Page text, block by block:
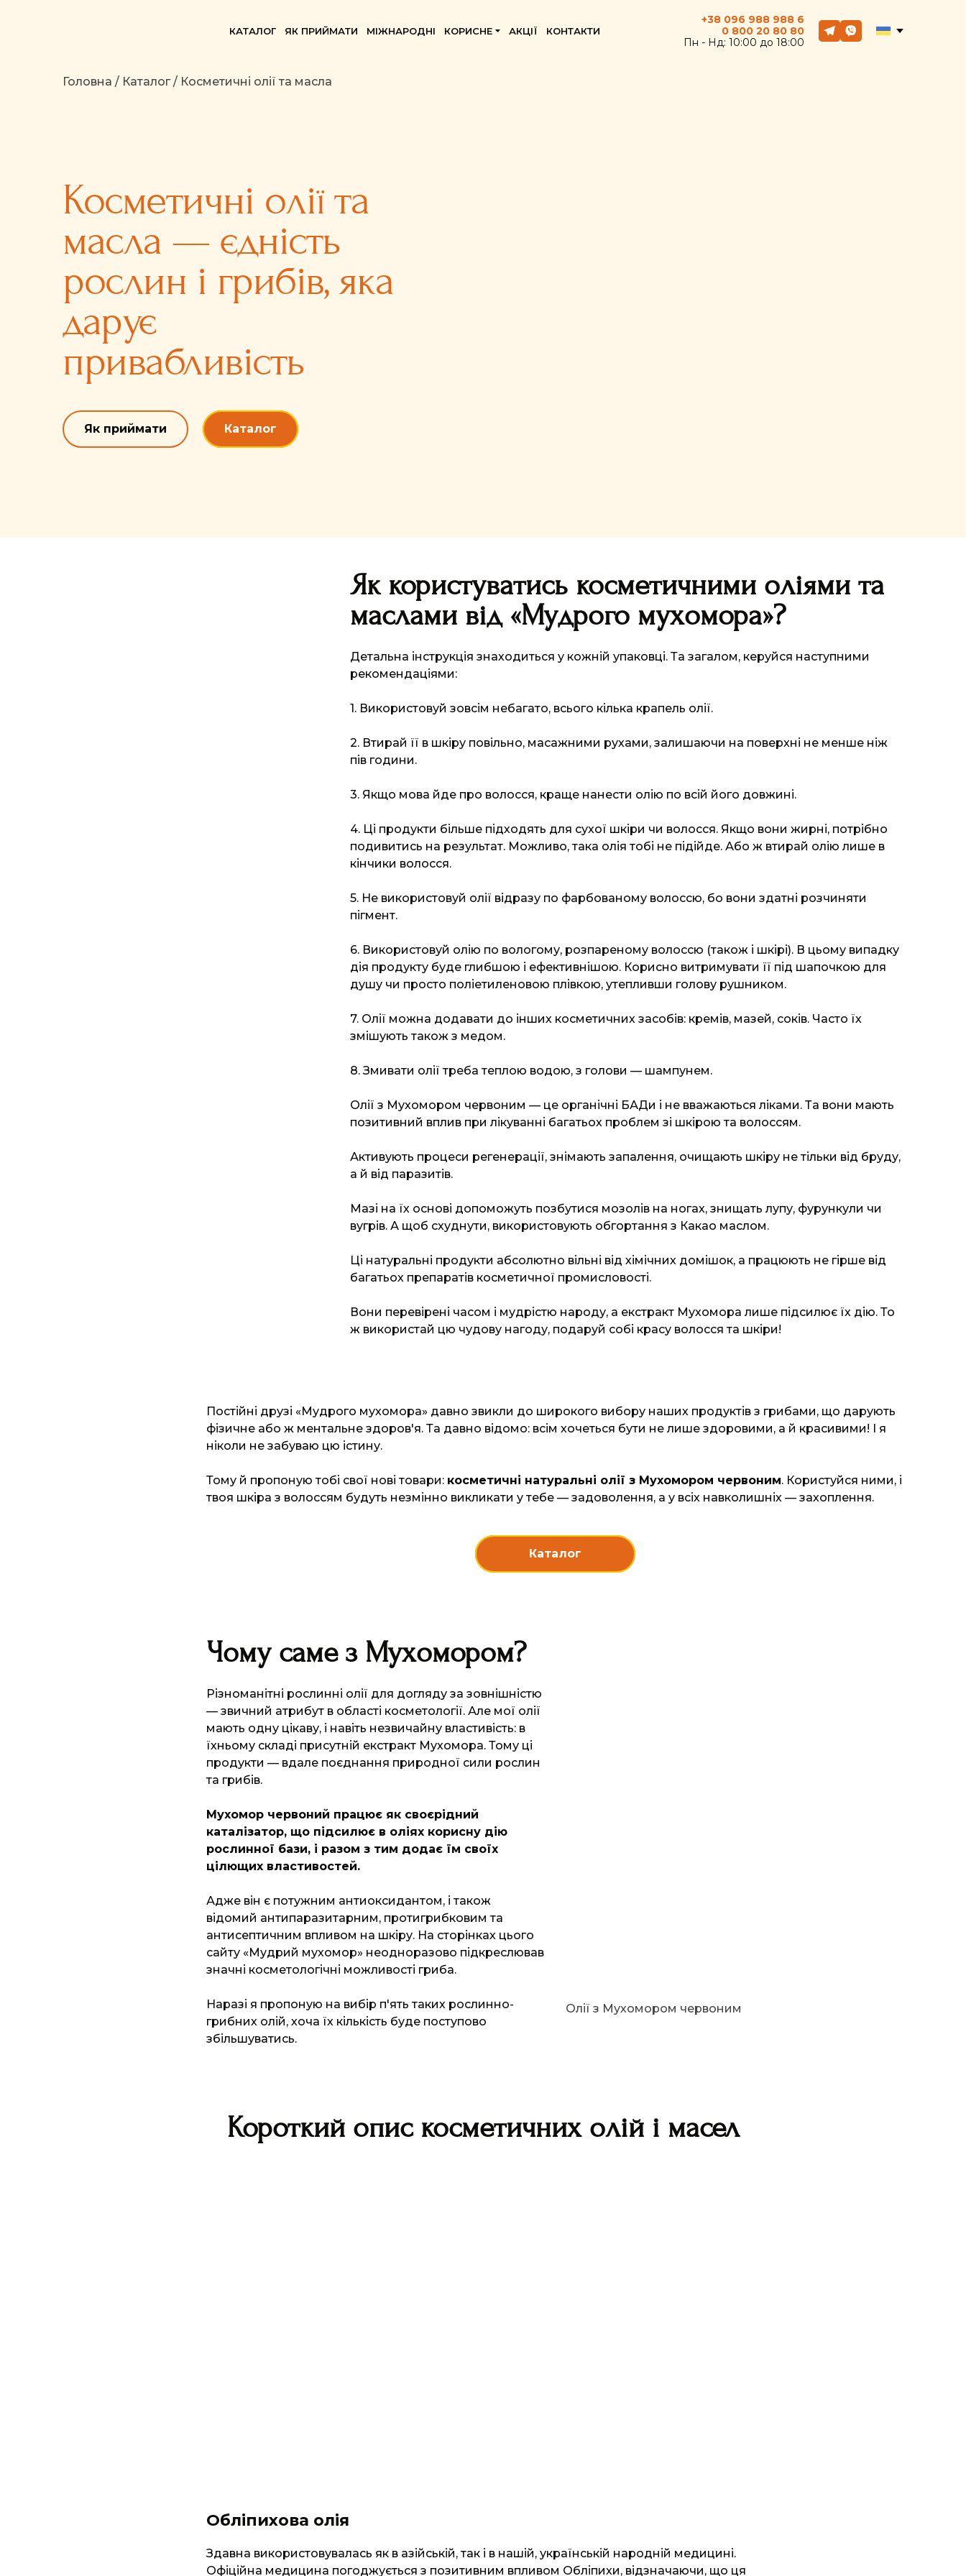
КАТАЛОГ ЯК ПРИЙМАТИ МІЖНАРОДНІ КОРИСНЕ АКЦІЇ КОНТАКТИ
+38 096 988 988 6
0 800 2080 80
Пн - Hд: 10:00 до 18:00
Головна / Каталог / Косметичні олії та масла
Косметичні олії та
масла — єдність
рослин і грибів, яка
дарує
привабливість
Як приймати Каталог
Як користуватись косметичними оліями та
маслами від «Мудрого мухомора»?
Детальна інструкція знаходиться у кожній упаковці. Та загалом, керуйся наступними
рекомендаціями:
1. Використовуй зовсім небагато, всього кілька крапель олії.
2. Втирай її в шкіру повільно, масажними рухами, залишаючи на поверхні не менше ніж
пів години.
3. Якщо мова йде про волосся, краще нанести олію по всій його довжині.
4. Ці продукти більше підходять для сухої шкіри чи волосся. Якщо вони жирні, потрібно
подивитись на результат. Можливо, така олія тобі не підійде. Або ж втирай олію лише в
кінчики волосся.
5. Не використовуй олії відразу по фарбованому волоссю, бо вони здатні розчиняти
пігмент.
6. Використовуй олію по вологому, розпареному волоссю (також і шкірі). В цьому випадку
дія продукту буде глибшою і ефективнішою. Корисно витримувати її під шапочкою для
душу чи просто поліетиленовою плівкою, утепливши голову рушником.
7. Олії можна додавати до інших косметичних засобів: кремів, мазей, соків. Часто їх
змішують також з медом.
8. Змивати олії треба теплою водою, з голови — шампунем.
Олії з Мухомором червоним — це органічні БАДи і не вважаються ліками. Та вони мають
позитивний вплив при лікуванні багатьох проблем зі шкірою та волоссям.
Активують процеси регенерації, знімають запалення, очищають шкіру не тільки від бруду,
а й від паразитів.
Мазі на їх основі допоможуть позбутися мозолів на ногах, знищать лупу, фурункули чи
вугрів. А щоб схуднути, використовують обгортання з Какао маслом.
Ці натуральні продукти абсолютно вільні від хімічних домішок, а працюють не гірше від
багатьох препаратів косметичної промисловості.
Вони перевірені часом і мудрістю народу, а екстракт Мухомора лише підсилює їх дію. То
ж використай цю чудову нагоду, подаруй собі красу волосся та шкіри!
Постійні друзі «Мудрого мухомора» давно звикли до широкого вибору наших продуктів з грибами, що дарують
фізичне або ж ментальне здоров'я. Та давно відомо: всім хочеться бути не лише здоровими, а й красивими! І я
ніколи не забуваю цю істину.
Тому й пропоную тобі свої нові товари: косметичні натуральні олії з Мухомором червоним. Користуйся ними, і
твоя шкіра з волоссям будуть незмінно викликати у тебе — задоволення, а у всіх навколишніх — захоплення.
Каталог
Чому саме з Мухомором?
Різноманітні рослинні олії для догляду за зовнішністю
— звичний атрибут в області косметології. Але мої олії
мають одну цікаву, і навіть незвичайну властивість: в
їхньому складі присутній екстракт Мухомора. Тому ці
продукти — вдале поєднання природної сили рослин
та грибів.
Мухомор червоний працює як своєрідний
каталізатор, що підсилює в оліях корисну дію
рослинної бази, і разом з тим додає їм своїх
цілющих властивостей.
Адже він є потужним антиоксидантом, і також
відомий антипаразитарним, протигрибковим та
антисептичним впливом на шкіру. На сторінках цього
сайту «Мудрий мухомор» неодноразово підкреслював
значні косметологічні можливості гриба.
Наразі я пропоную на вибір п'ять таких рослинно-
грибних олій, хоча їх кількість буде поступово
збільшуватись.
Олії з Мухомором червоним
Короткий опис косметичних олій і масел
Обліпихова олія
Здавна використовувалась як в азійській, так і в нашій, українській народній медицині.
Офіційна медицина погоджується з позитивним впливом Обліпихи, відзначаючи, що ця